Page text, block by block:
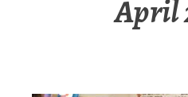
April